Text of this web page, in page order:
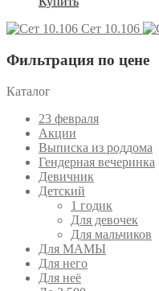
Сет 10.106
Фильтрация по цене
Каталог
23 февраля
Акции
Выписка из роддома
Гендерная вечеринка
Девичник
Детский
1 годик
Для девочек
Для мальчиков
Для МАМЫ
Для него
Для неё